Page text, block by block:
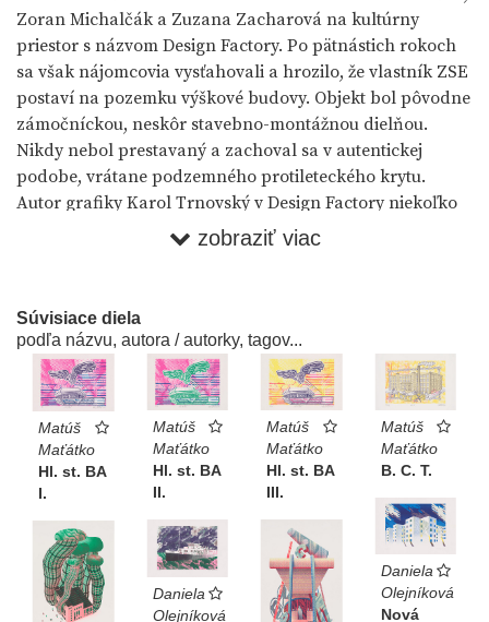
Zoran Michalčák a Zuzana Zacharová na kultúrny
priestor s názvom Design Factory. Po pätnástich rokoch
sa však nájomcovia vysťahovali a hrozilo, že vlastník ZSE
postaví na pozemku výškové budovy. Objekt bol pôvodne
zámočníckou, neskôr stavebno-montážnou dielňou.
Nikdy nebol prestavaný a zachoval sa v autentickej
podobe, vrátane podzemného protileteckého krytu.
Autor grafiky Karol Trnovský v Design Factory niekoľko
zobraziť viac
Súvisiace diela
podľa názvu, autora / autorky, tagov...
Matúš
Maťátko
Hl. st. BA
I.
Matúš
Maťátko
Hl. st. BA
II.
Matúš
Maťátko
Hl. st. BA
III.
Matúš
Maťátko
B. C. T.
Daniela
Olejníková
Nová
Daniela
Olejníková